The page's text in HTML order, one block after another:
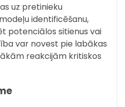
uz pretinieku
identificēšanu,
potenciālos sitienus vai
var novest pie labākas
reakcijām kritiskos